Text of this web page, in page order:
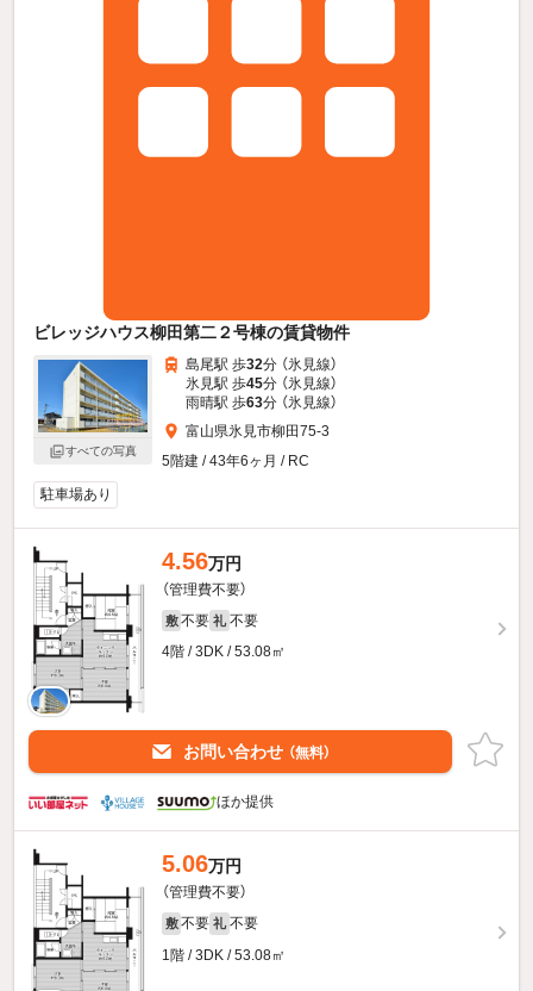
ビレッジハウス柳田第二２号棟の賃貸物件
すべての写真
島尾駅 歩32分 （氷見線）
氷見駅 歩45分 （氷見線）
雨晴駅 歩63分 （氷見線）
富山県氷見市柳田75-3
5階建 / 43年6ヶ月 / RC
駐車場あり
4.56万円
（管理費不要）
敷 不要 礼 不要
4階 / 3DK / 53.08㎡
お問い合わせ （無料）
ほか提供
5.06万円
（管理費不要）
敷 不要 礼 不要
1階 / 3DK / 53.08㎡